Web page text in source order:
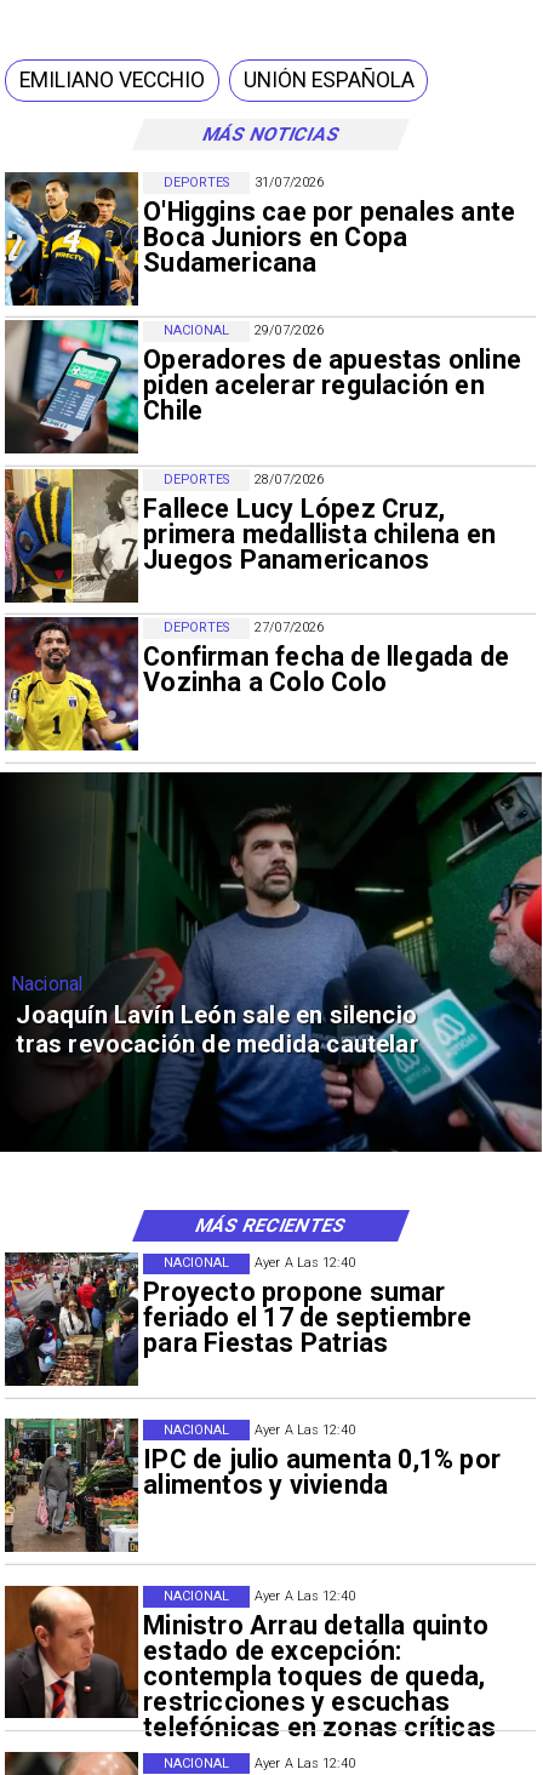
MÁS NOTICIAS
31/07/2026
O'Higgins cae por penales ante
Boca Juniors en Copa
Sudamericana
DEPORTES
29/07/2026
Operadores de apuestas online
piden acelerar regulación en
Chile
NACIONAL
28/07/2026
Fallece Lucy López Cruz,
primera medallista chilena en
Juegos Panamericanos
DEPORTES
27/07/2026
Confirman fecha de llegada de
Vozinha a Colo Colo
DEPORTES
EMILIANO VECCHIO UNIÓN ESPAÑOLA
Nacional
Joaquín Lavín León sale en silencio
tras revocación de medida cautelar
Ayer A Las 12:40
Proyecto propone sumar
feriado el 17 de septiembre
para Fiestas Patrias
NACIONAL
Ayer A Las 12:40
IPC de julio aumenta 0,1% por
alimentos y vivienda
NACIONAL
Ayer A Las 12:40
Ministro Arrau detalla quinto
estado de excepción:
contempla toques de queda,
restricciones y escuchas
telefónicas en zonas críticas
NACIONAL
Ayer A Las 12:40
NACIONAL
MÁS RECIENTES